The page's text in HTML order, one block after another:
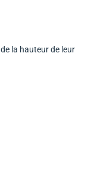
de la hauteur de leur